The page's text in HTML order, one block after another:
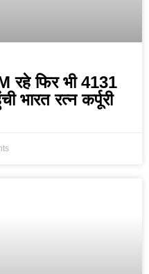
रहे फिर भी 4131
भारत रत्न कर्पूरी